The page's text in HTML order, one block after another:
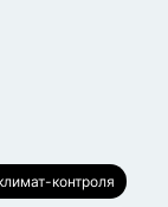
контроля